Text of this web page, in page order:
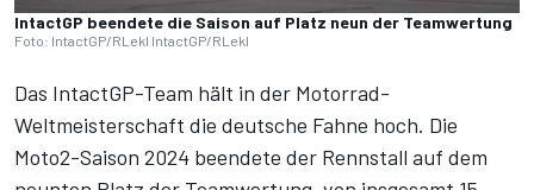
IntactGP beendete die Saison auf Platz neun der Teamwertung
Foto: IntactGP/RLekl IntactGP/RLekl
Das IntactGP-Team hält in der Motorrad-
Weltmeisterschaft die deutsche Fahne hoch. Die
Moto2-Saison 2024 beendete der Rennstall auf dem